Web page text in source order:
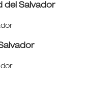
del Salvador